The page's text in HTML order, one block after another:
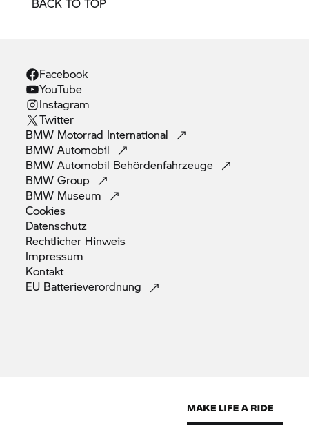
Facebook
YouTube
Instagram
Twitter
BMW Motorrad International
BMWAutomobil
BMW Automobil Behördenfahrzeuge
BMWGroup
BMW Museum
Cookies
Datenschutz
Rechtlicher Hinweis
Impressum
Kontakt
EU Batterieverordnung